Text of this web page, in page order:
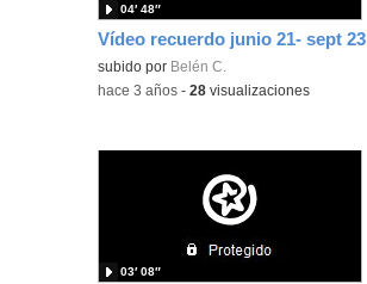
Vídeo recuerdo junio 21- sept 23
subido por Belén C.
04′ 48″
-hace 3 años -28 visualizaciones
03′ 08″